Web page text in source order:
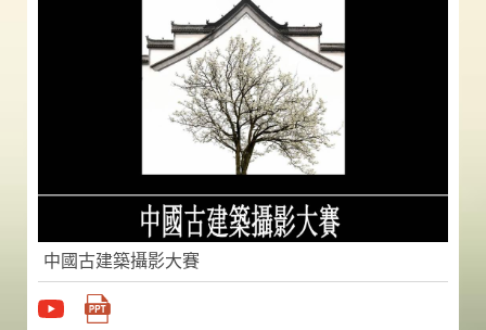
中國古建築攝影大賽